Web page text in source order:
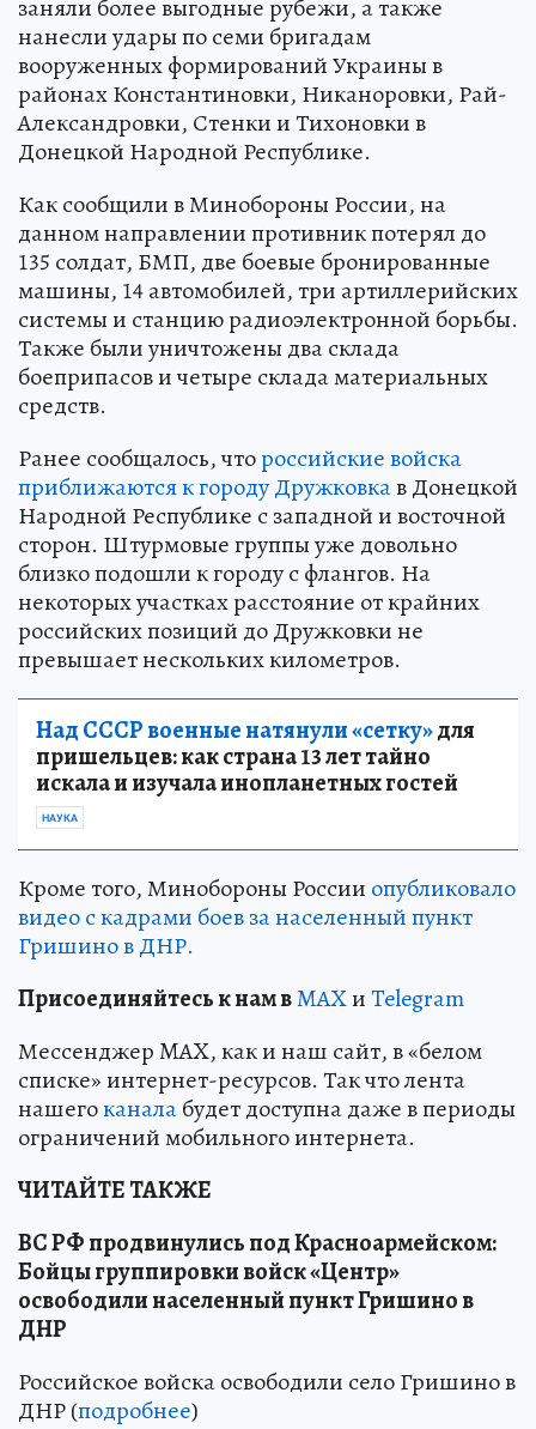
заняли более выгодные рубежи, а также
нанесли удары по семи бригадам
вооруженных формирований Украины в
районах Константиновки, Никаноровки, Рай-
Александровки, Стенки и Тихоновки в
Донецкой Народной Республике.
Как сообщили в Минобороны России, на
данном направлении противник потерял до
135 солдат, БМП, две боевые бронированные
машины, 14 автомобилей, три артиллерийских
системы и станцию радиоэлектронной борьбы.
Также были уничтожены два склада
боеприпасов и четыре склада материальных
средств.
Ранее сообщалось, чтороссийские войска
приближаются к городу Дружковкав Донецкой
Народной Республике с западной и восточной
сторон. Штурмовые группы уже довольно
близко подошли к городу с флангов. На
некоторых участках расстояние от крайних
российских позиций до Дружковки не
превышает нескольких километров.
Над СССР военные натянули «сетку»для
пришельцев: как страна 13 лет тайно
искала и изучала инопланетных гостей
НАУКА
Кроме того, Минобороны России опубликовало
видео с кадрами боев за населенный пункт
Гришино в ДНР.
Присоединяйтесь к нам вMAXиTelegram
Мессенджер MAX, как и наш сайт, в «белом
списке» интернет-ресурсов. Так что лента
нашегоканалабудет доступна даже в периоды
ограничений мобильного интернета.
ЧИТАЙТЕ ТАКЖЕ
ВС РФ продвинулись под Красноармейском:
Бойцы группировки войск «Центр»
освободили населенный пункт Гришино в
ДНР
Российское войска освободили село Гришино в
ДНР (подробнее)